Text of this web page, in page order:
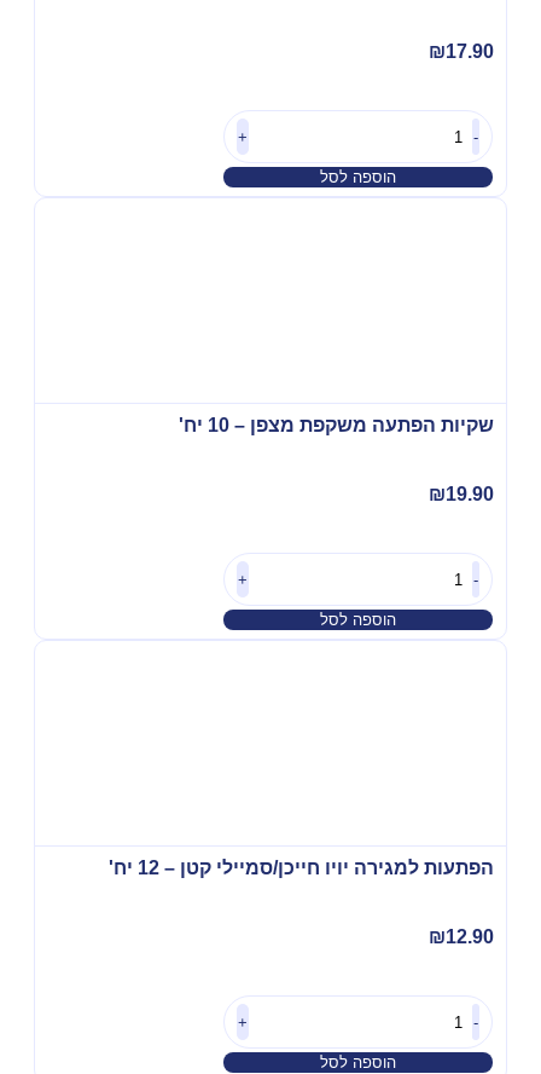
₪17.90
הוספה לסל
שקיות הפתעה משקפת מצפן – 10 יח'
₪19.90
הוספה לסל
הפתעות למגירה יויו חייכן/סמיילי קטן – 12 יח'
₪12.90
הוספה לסל